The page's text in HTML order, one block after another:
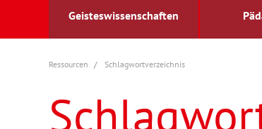
Geisteswissenschaften
Archäologie
Berufs- und Wirtschaftspädagogik
Arbeitsmarktforschung
Außenwirtschaft
berufsbildung
Ressourcen Schlagwortverzeichnis